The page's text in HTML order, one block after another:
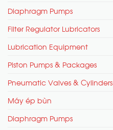
Diaphragm Pumps
Filter Regulator Lubricators
Lubrication Equipment
Piston Pumps & Packages
Pneumatic Valves & Cylinders
Máy ép bùn
Diaphragm Pumps